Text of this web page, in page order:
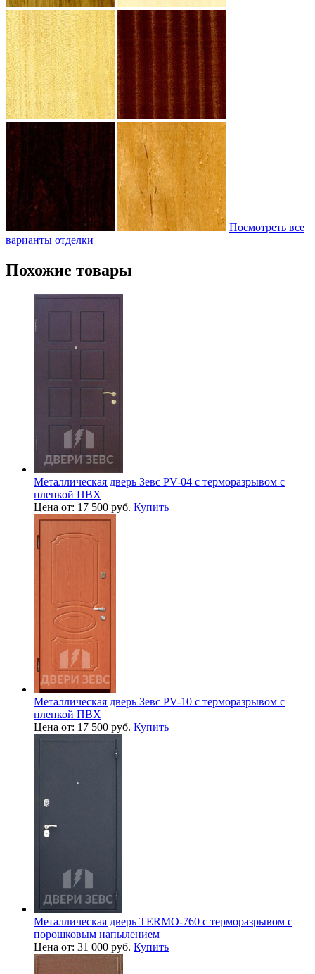
Посмотреть все
варианты отделки
Похожие товары
Металлическая дверь Зевс PV-04 с терморазрывом с
пленкой ПВХ
Цена от: 17 500 руб. Купить
Металлическая дверь Зевс PV-10 с терморазрывом с
пленкой ПВХ
Цена от: 17 500 руб. Купить
Металлическая дверь TERMO-760 с терморазрывом с
порошковым напылением
Цена от: 31 000 руб. Купить